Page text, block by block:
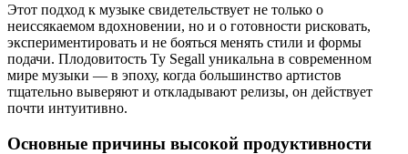
Этот подход к музыке свидетельствует не только о
неиссякаемом вдохновении, но и о готовности рисковать,
экспериментировать и не бояться менять стили и формы
подачи. Плодовитость Ty Segall уникальна в современном
мире музыки — в эпоху, когда большинство артистов
тщательно выверяют и откладывают релизы, он действует
почти интуитивно.
Основные причины высокой продуктивности